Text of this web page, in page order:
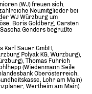
(WJ) freuen sich,
Neumitglieder bei
WJ Würzburg um
Boris Goldberg, Carsten
Genders begrüßte
Karl Sauer GmbH,
Polyak KG, Würzburg),
Thomas Fuhrich
(Wiedenmann Seile
Oberösterreich,
Lohr am Main)
Wertheim am Main).